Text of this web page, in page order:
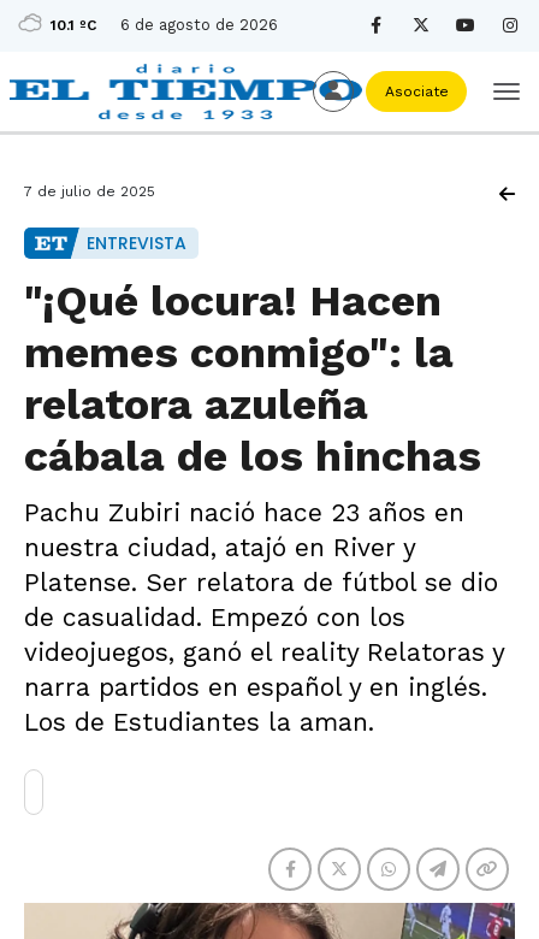
10.1 ºC 6 de agosto de 2026
Asociate
7 de julio de 2025
ENTREVISTA
"¡Qué locura! Hacen
memes conmigo": la
relatora azuleña
cábala de los hinchas
Pachu Zubiri nació hace 23 años en
nuestra ciudad, atajó en River y
Platense. Ser relatora de fútbol se dio
de casualidad. Empezó con los
videojuegos, ganó el reality Relatoras y
narra partidos en español y en inglés.
Los de Estudiantes la aman.